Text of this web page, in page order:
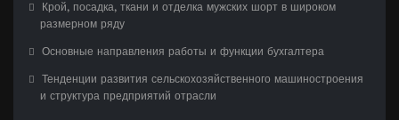
Крой, посадка, ткани и отделка мужских шорт в широком
размерном ряду
Основные направления работы и функции бухгалтера
Тенденции развития сельскохозяйственного машиностроения
и структура предприятий отрасли